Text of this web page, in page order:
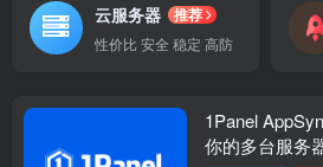
云服务器
推荐
性价比 安全 稳定 高防
1Panel
你的多台服务